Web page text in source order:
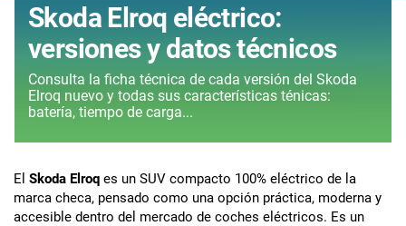
Skoda Elroq eléctrico:
versiones y datos técnicos
Consulta la ficha técnica de cada versión del Skoda
Elroq nuevo y todas sus características ténicas:
batería, tiempo de carga...
El Skoda Elroq es un SUV compacto 100% eléctrico de la
marca checa, pensado como una opción práctica, moderna y
accesible dentro del mercado de coches eléctricos. Es un